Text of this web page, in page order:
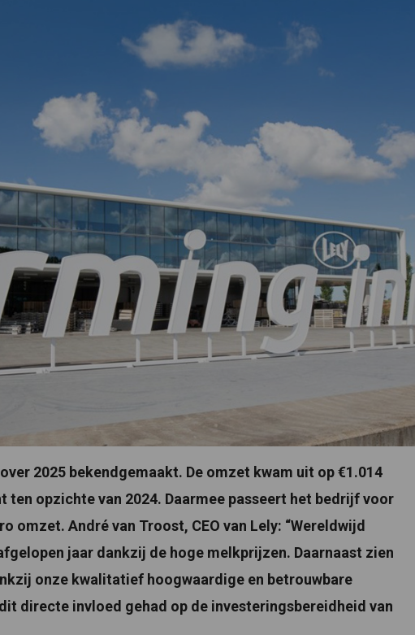
2025 bekendgemaakt. De omzet kwam uit op €1.014
ten opzichte van 2024. Daarmee passeert het bedrijf voor
omzet. André van Troost, CEO van Lely: “Wereldwijd
jaar dankzij de hoge melkprijzen. Daarnaast zien
onze kwalitatief hoogwaardige en betrouwbare
directe invloed gehad op de investeringsbereidheid van